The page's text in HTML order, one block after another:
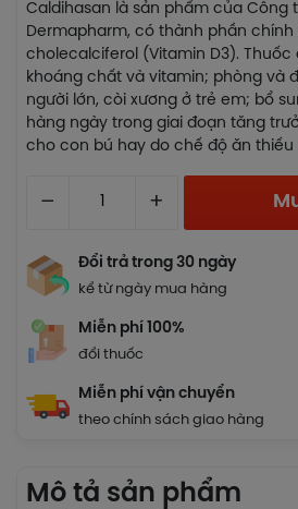
Caldihasan là sản phẩm của Công
Dermapharm, có thành phần
cholecalciferol (Vitamin D3). Thuốc
khoáng chất và vitamin; phòng và
người lớn, còi xương ở trẻ em; bổ
hàng ngày trong giai đoạn tăng
cho con bú hay do chế độ ăn thiếu
– +
Đổi trả trong 30 ngày
kể từ ngày mua hàng
Miễn phí 100%
đổi thuốc
Miễn phí vận chuyển
theo chính sách giao hàng
Mô tả sản phẩm